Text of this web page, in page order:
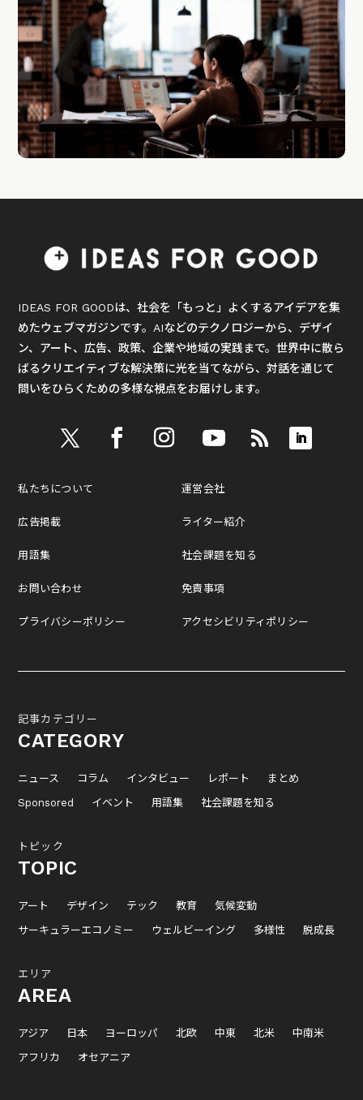
IDEAS FOR GOODは、社会を「もっと」よくするアイデアを集
めたウェブマガジンです。AIなどのテクノロジーから、デザイ
ン、アート、広告、政策、企業や地域の実践まで。世界中に散ら
ばるクリエイティブな解決策に光を当てながら、対話を通じて
問いをひらくための多様な視点をお届けします。
私たちについて
広告掲載
用語集
お問い合わせ
プライバシーポリシー
運営会社
ライター紹介
社会課題を知る
免責事項
アクセシビリティポリシー
記事カテゴリー
CATEGORY
ニュース コラム インタビュー レポート
まとめ
Sponsored
イベント 用語集 社会課題を知る
トピック
TOPIC
アート デザイン テック 教育
気候変動
サーキュラーエコノミー
ウェルビーイング 多様性 脱成長
エリア
AREA
アジア 日本 ヨーロッパ 北欧 中東 北米
中南米
アフリカ
オセアニア